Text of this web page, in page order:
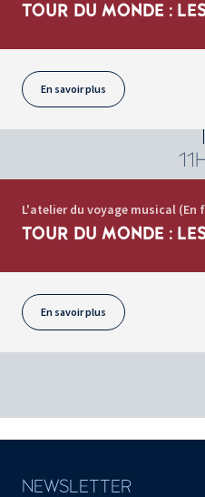
TOUR DU MONDE :
En savoir plus
L'atelier du voyage musical (En
TOUR DU MONDE :
En savoir plus
NEWSLETTER